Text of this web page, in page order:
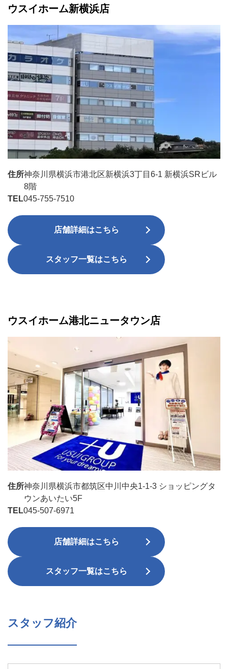
ウスイホーム新横浜店
住所神奈川県横浜市港北区新横浜3丁目6-1 新横浜SRビル
8階
TEL045-755-7510
店舗詳細はこちら
スタッフ一覧はこちら
ウスイホーム港北ニュータウン店
住所神奈川県横浜市都筑区中川中央1-1-3 ショッピングタ
ウンあいたい5F
TEL045-507-6971
店舗詳細はこちら
スタッフ一覧はこちら
スタッフ紹介